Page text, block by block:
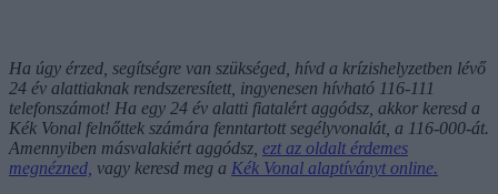
Ha úgy érzed, segítségre van szükséged, hívd a krízishelyzetben lévő
24 év alattiaknak rendszeresített, ingyenesen hívható 116-111
telefonszámot! Ha egy 24 év alatti fiatalért aggódsz, akkor keresd a
Kék Vonal felnőttek számára fenntartott segélyvonalát, a 116-000-át.
Amennyiben másvalakiért aggódsz, ezt az oldalt érdemes
megnézned, vagy keresd meg a Kék Vonal alaptíványt online.